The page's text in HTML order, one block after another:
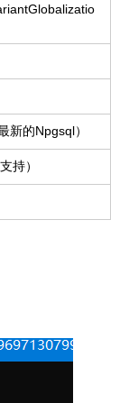
新的Npgsql）
持）